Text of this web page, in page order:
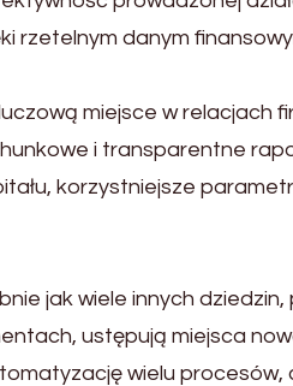
rzetelnym danym
miejsce w relacjach
i transparentne
korzystniejsze
jak wiele innych
ustępują miejsca
wielu procesów,